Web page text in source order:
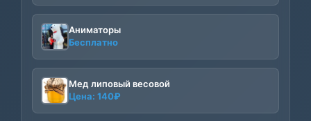
Аниматоры
Бесплатно
Мед липовый весовой
Цена: 140₽